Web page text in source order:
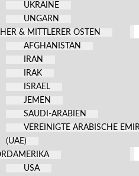
UKRAINE
UNGARN
& MITTLERER OSTEN
AFGHANISTAN
IRAN
IRAK
ISRAEL
JEMEN
SAUDI-ARABIEN
VEREINIGTE ARABISCHE
(UAE)
USA